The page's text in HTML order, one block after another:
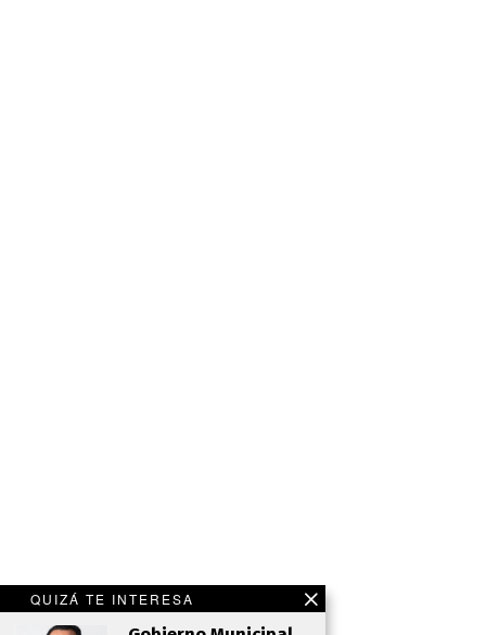
QUIZÁ TE INTERESA